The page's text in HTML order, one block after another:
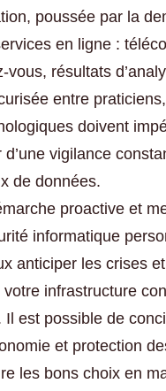
poussée par la
en ligne :
vous, résultats
entre
doivent
d’une vigilance
de données.
proactive et
informatique
anticiper les crises
votre infrastructure
Il est possible de
et protection
les bons choix en